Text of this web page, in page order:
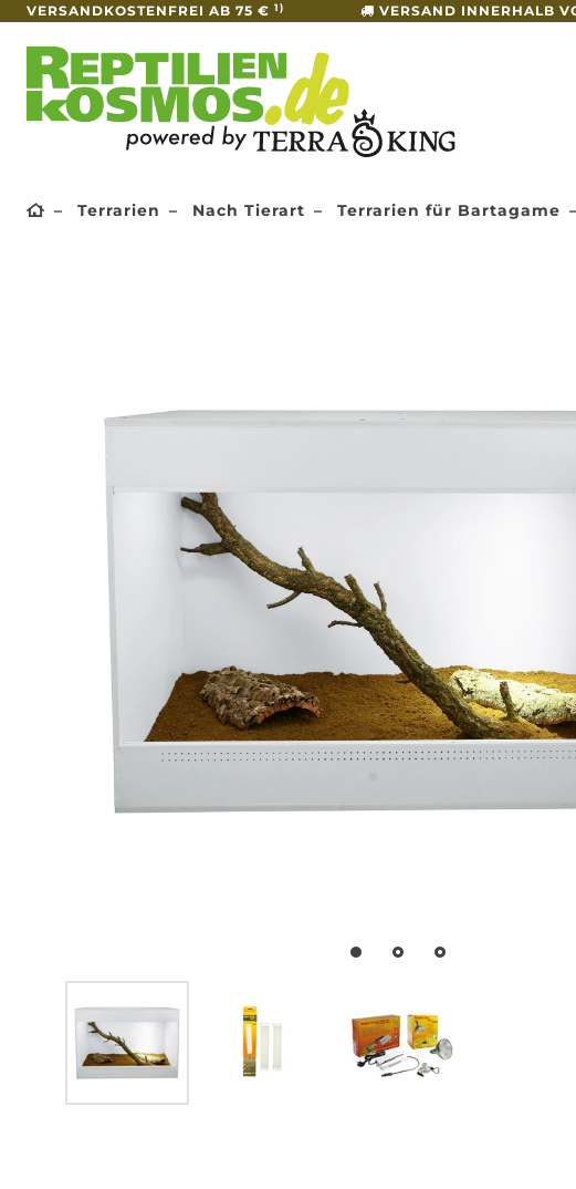
VERSANDKOSTENFREI AB 75 € 1) VERSAND INNERHALB
Terrarien Nach Tierart Terrarien für Bartagame